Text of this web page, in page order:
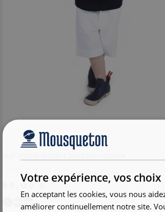
59,00 €
+2
Votre expérience, vos choix
En acceptant les cookies, vous nous
améliorer continuellement notre site.